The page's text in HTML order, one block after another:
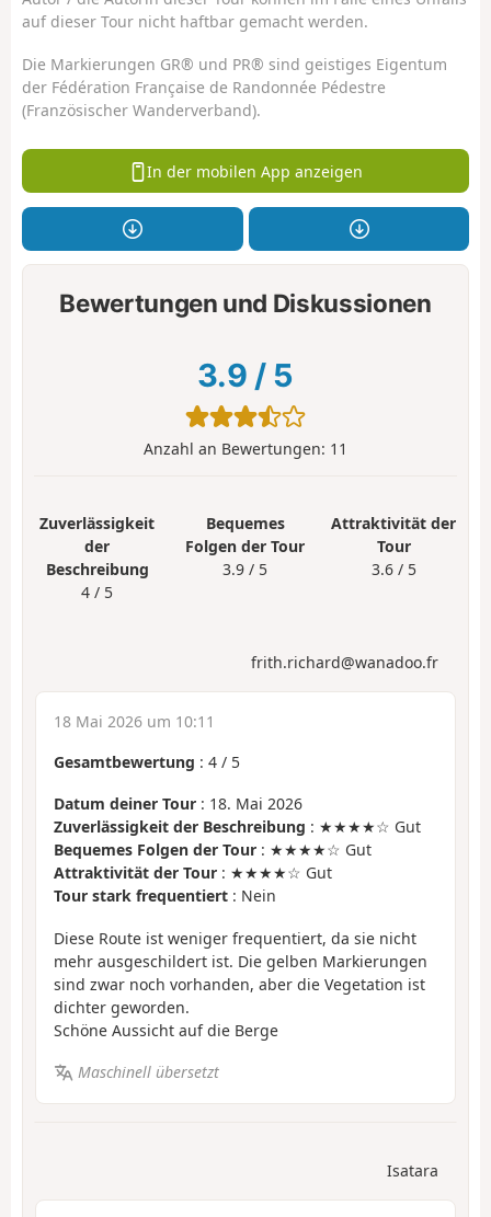
auf dieser Tour nicht haftbar gemacht werden.
Die Markierungen GR® und PR® sind geistiges Eigentum
der Fédération Française de Randonnée Pédestre
(Französischer Wanderverband).
In der mobilen App anzeigen
Bewertungen und Diskussionen
3.9 / 5
Anzahl an Bewertungen: 11
Zuverlässigkeit
der
Beschreibung
4 / 5
Bequemes
Folgen der Tour
3.9 / 5
Attraktivität der
Tour
3.6 / 5
frith.richard@wanadoo.fr
18 Mai 2026 um 10:11
Gesamtbewertung : 4 / 5
Datum deiner Tour : 18. Mai 2026
Zuverlässigkeit der Beschreibung : ★★★★☆ Gut
Bequemes Folgen der Tour : ★★★★☆ Gut
Attraktivität der Tour : ★★★★☆ Gut
Tour stark frequentiert : Nein
Diese Route ist weniger frequentiert, da sie nicht
mehr ausgeschildert ist. Die gelben Markierungen
sind zwar noch vorhanden, aber die Vegetation ist
dichter geworden.
Schöne Aussicht auf die Berge
Maschinell übersetzt
Isatara